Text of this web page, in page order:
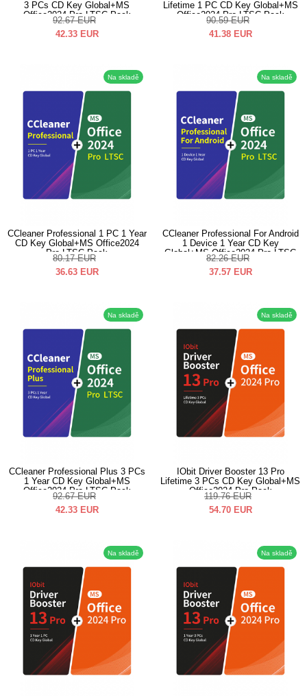
3 PCs CD Key Global+MS
Office2024 Pro LTSC Pack
92.67 EUR
42.33 EUR
Lifetime 1 PC CD Key Global+MS
Office2024 Pro LTSC Pack
90.59 EUR
41.38 EUR
Na skladě
CCleaner Professional 1 PC 1 Year
CD Key Global+MS Office2024
Pro LTSC Pack
80.17 EUR
36.63 EUR
Na skladě
CCleaner Professional For Android
1 Device 1 Year CD Key
Global+MS Office2024 Pro LTSC
Pack
82.26 EUR
37.57 EUR
Na skladě
CCleaner Professional Plus 3 PCs
1 Year CD Key Global+MS
Office2024 Pro LTSC Pack
92.67 EUR
42.33 EUR
Na skladě
IObit Driver Booster 13 Pro
Lifetime 3 PCs CD Key Global+MS
Office2024 Pro Pack
119.76 EUR
54.70 EUR
Na skladě Na skladě